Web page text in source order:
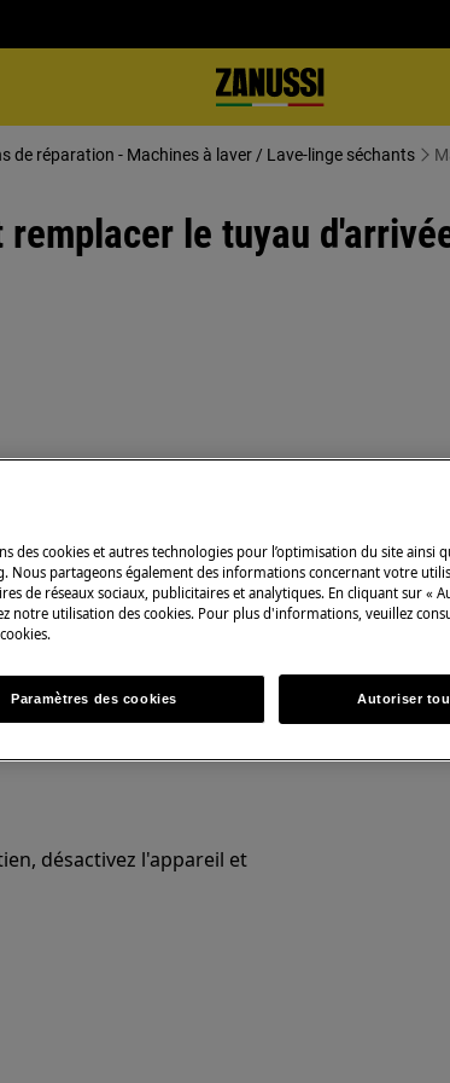
de réparation - Machines à laver / Lave-linge séchants
le tuyau
manuel d'utilisation de votre
maintenance.
désactivez l'appareil et
des cookies et autres technologies pour l’optimisation du site ainsi
Nous partageons également des informations concernant votre
de réseaux sociaux, publicitaires et analytiques. En cliquant sur «
notre utilisation des cookies. Pour plus d'informations, veuillez
Paramètres des cookies Autoriser